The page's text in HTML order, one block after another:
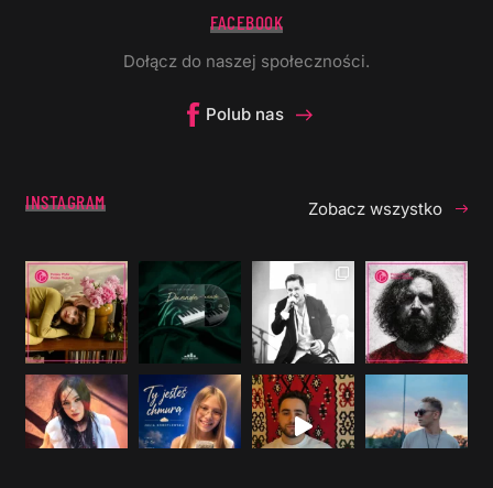
FACEBOOK
Dołącz do naszej społeczności.
Polub nas
INSTAGRAM Zobacz wszystko